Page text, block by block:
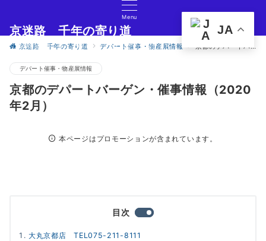
Menu
京迷路 千年の寄り道
京都の観光イベント・グルメ・ショッピングの情報サイト
京迷路 千年の寄り道 デパート催事・物産展情報 京都のデパートバーゲン・催事情報（2020年2月）
デパート催事・物産展情報
京都のデパートバーゲン・催事情報（2020
年2月）
本ページはプロモーションが含まれています。
目次
大丸京都店 TEL075-211-8111
JA